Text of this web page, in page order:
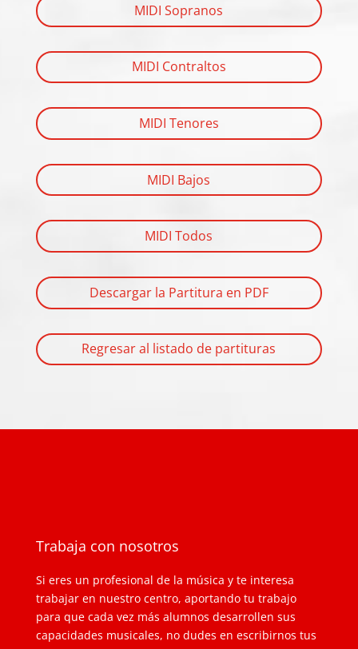
MIDI Sopranos
MIDI Contraltos
MIDI Tenores
MIDI Bajos
MIDI Todos
Descargar la Partitura en PDF
Regresar al listado de partituras
Trabaja con nosotros
Si eres un profesional de la música y te interesa
trabajar en nuestro centro, aportando tu trabajo
para que cada vez más alumnos desarrollen sus
capacidades musicales, no dudes en escribirnos tus